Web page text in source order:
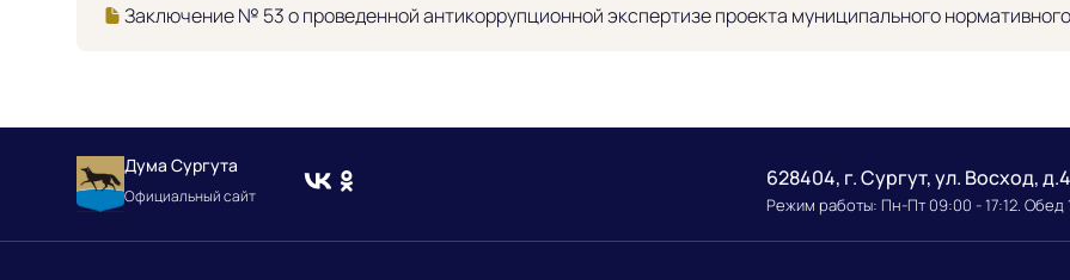
Заключение № 53 о проведенной антикоррупционной экспертизе проекта муниципального
Дума Сургута
Официальный сайт
628404, г. Сургут, ул. Восход, д.4
Режим работы: Пн-Пт 09:00 - 17:12.